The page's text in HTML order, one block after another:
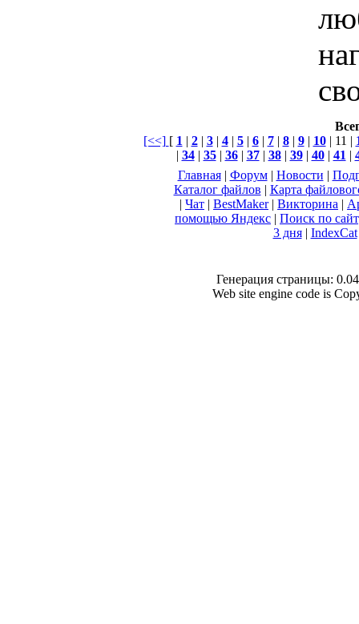
[<<] [ 1 | 2| 3| 4| 5| 6| 7| 8| 9| 10| 11 |
| 34| 35| 36| 37| 38| 39| 40| 41 |
Главная| Форум| Новости |
Каталог файлов | Карта
| Чат | BestMaker| Викторина |
помощью Яндекс | Поиск по
3 дня| IndexCat
Генерация страницы:
Web site engine code is